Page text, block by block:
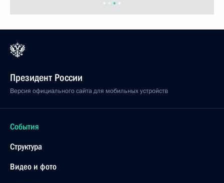
Президент России
Версия официального сайта для мобильных устройств
События
Структура
Видео и фото